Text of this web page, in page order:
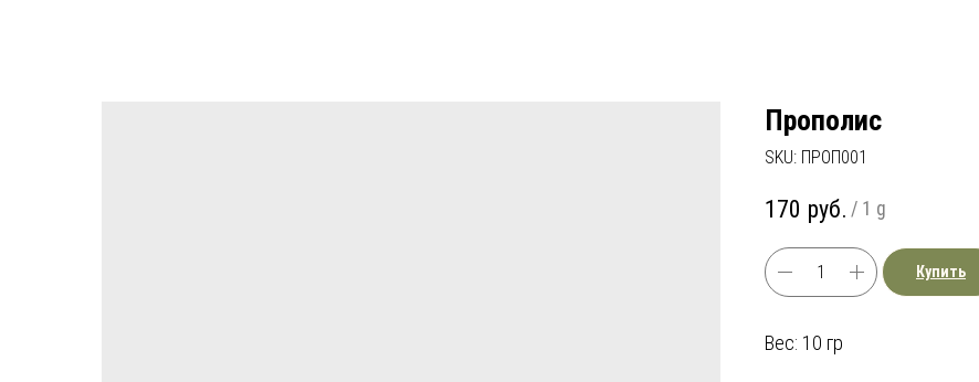
Прополис
SKU: ПРОП001
170 руб. / 1 g
Купить
Вес: 10 гр